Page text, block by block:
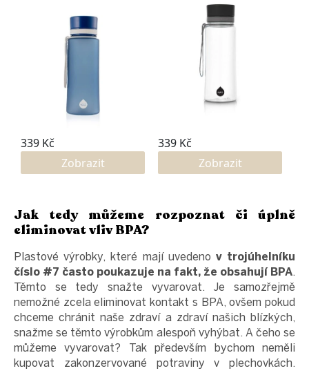
Jak tedy můžeme rozpoznat či úplně
eliminovat vliv BPA?
Plastové výrobky, které mají uvedeno v trojúhelníku
číslo #7 často poukazuje na fakt, že obsahují BPA.
Těmto se tedy snažte vyvarovat. Je samozřejmě
nemožné zcela eliminovat kontakt s BPA, ovšem pokud
chceme chránit naše zdraví a zdraví našich blízkých,
snažme se těmto výrobkům alespoň vyhýbat. A čeho se
můžeme vyvarovat? Tak především bychom neměli
kupovat zakonzervované potraviny v plechovkách.